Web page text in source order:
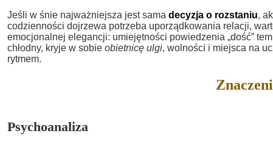
Jeśli w śnie najważniejsza jest sama decyzja o rozstaniu,
codzienności dojrzewa potrzeba uporządkowania relacji,
emocjonalnej elegancji: umiejętności powiedzenia „dość”
chłodny, kryje w sobie obietnicę ulgi, wolności i miejsca na
rytmem.
Psychoanaliza